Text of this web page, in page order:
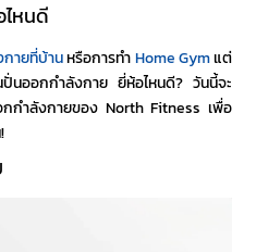
หนดี
ายที่บ้านหรือการทำHome Gymแต่
ปั่นออกกำลังกาย ยี่ห้อไหนดี? วันนี้จะ
กกำลังกายของ North Fitness เพื่อ